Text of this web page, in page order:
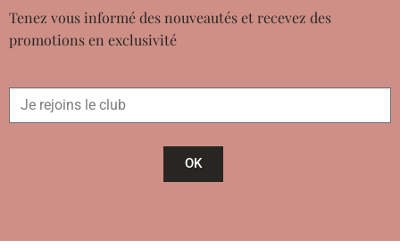
Tenez vous informé des nouveautés et recevez des
promotions en exclusivité
OK